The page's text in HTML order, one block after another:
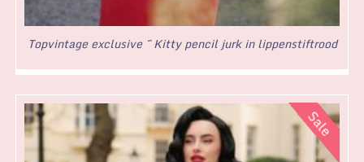
Topvintage exclusive ~ Kitty pencil jurk in lippenstiftrood